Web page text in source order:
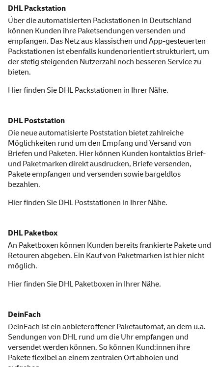
DHL Packstation
Über die automatisierten Packstationen in Deutschland
können Kunden ihre Paketsendungen versenden und
empfangen. Das Netz aus klassischen und App-gesteuerten
Packstationen ist ebenfalls kundenorientiert strukturiert, um
der stetig steigenden Nutzerzahl noch besseren Servicezu
bieten.
Hier finden Sie DHL Packstationen in Ihrer Nähe.
DHL Poststation
Die neue automatisierte Poststation bietet zahlreiche
Möglichkeiten rund um den Empfang und Versand von
Briefen und Paketen. Hier können Kunden kontaktlos Brief-
und Paketmarken direkt ausdrucken, Briefe versenden,
Pakete empfangen und versenden sowie bargeldlos
bezahlen.
Hier finden Sie DHL Poststationen in Ihrer Nähe.
DHL Paketbox
An Paketboxen können Kunden bereits frankierte Pakete und
Retouren abgeben. Ein Kauf von Paketmarken ist hier nicht
möglich.
Hier finden Sie DHL Paketboxen in Ihrer Nähe.
DeinFach
DeinFach ist ein anbieteroffener Paketautomat, an dem u.a.
Sendungen von DHL rund um die Uhr empfangen und
versendet werden können. So können Kund:innen ihre
Pakete flexibel an einem zentralen Ort abholen und